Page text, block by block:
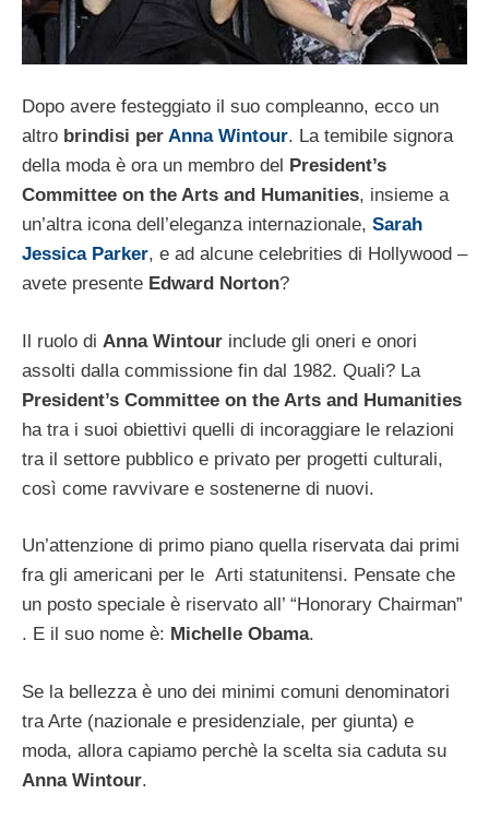
Dopo avere festeggiato il suo compleanno, ecco un
altro brindisi per Anna Wintour. La temibile signora
della moda è ora un membro del
President’s
Committee on the Arts and Humanities, insieme a
un’altra icona dell’eleganza internazionale, Sarah
Jessica Parker, e ad alcune celebrities di Hollywood –
avete presente Edward Norton?
Il ruolo di Anna Wintour include gli oneri e onori
assolti dalla commissione fin dal 1982. Quali? La
President’s Committee on the Arts and Humanities
ha tra i suoi obiettivi quelli di incoraggiare le relazioni
tra il settore pubblico e privato per progetti culturali,
così come ravvivare e sostenerne di nuovi.
Un’attenzione di primo piano quella riservata dai primi
fra gli americani per le Arti statunitensi. Pensate che
un posto speciale è riservato all’ “Honorary Chairman”
. E il suo nome è: Michelle Obama.
Se la bellezza è uno dei minimi comuni denominatori
tra Arte (nazionale e presidenziale, per giunta) e
moda, allora capiamo perchè la scelta sia caduta su
Anna Wintour.